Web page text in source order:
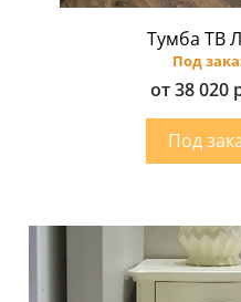
Тумба ТВ
Под
от 38 020